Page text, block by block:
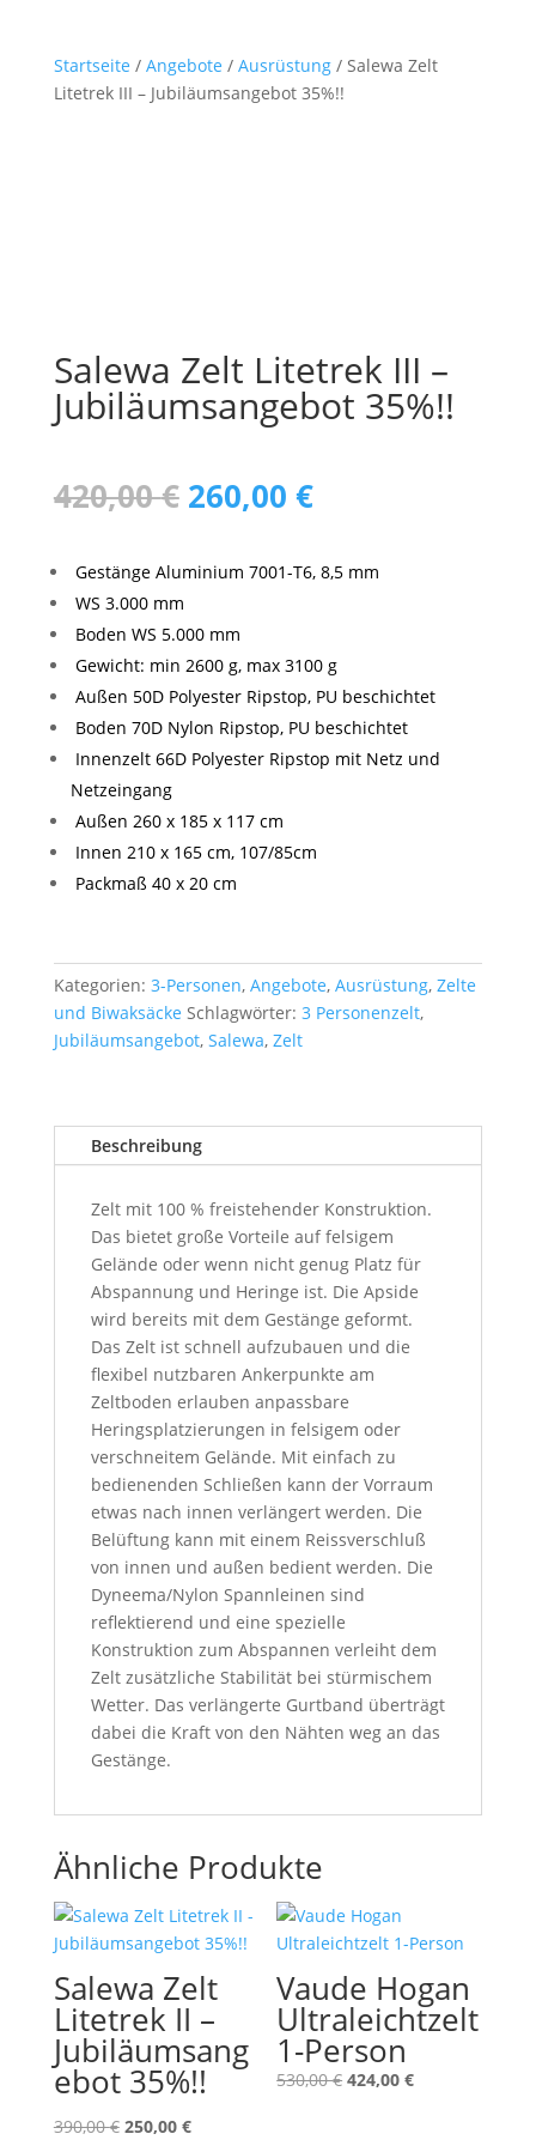
Startseite / Angebote / Ausrüstung/ Salewa Zelt
Litetrek III – Jubiläumsangebot 35%!!
Salewa Zelt Litetrek III –
Jubiläumsangebot 35%!!
420,00€ Ursprünglicher
Preis
420,00 €
260,00 €Aktueller
Preis
260,00 €.
Gestänge Aluminium 7001-T6, 8,5 mm
WS 3.000 mm
Boden WS 5.000 mm
Gewicht: min 2600 g, max 3100 g
Außen 50D Polyester Ripstop, PU beschichtet
Boden 70D Nylon Ripstop, PU beschichtet
Innenzelt 66D Polyester Ripstop mit Netz und
Netzeingang
Außen 260 x 185 x 117 cm
Innen 210 x 165 cm, 107/85cm
Packmaß 40 x 20 cm
Kategorien: 3-Personen, Angebote, Ausrüstung, Zelte
und Biwaksäcke Schlagwörter: 3 Personenzelt,
Jubiläumsangebot, Salewa, Zelt
Beschreibung
Zelt mit 100 % freistehender Konstruktion.
Das bietet große Vorteile auf felsigem
Gelände oder wenn nicht genug Platz für
Abspannung und Heringe ist. Die Apside
wird bereits mit dem Gestänge geformt.
Das Zelt ist schnell aufzubauen und die
flexibel nutzbaren Ankerpunkte am
Zeltboden erlauben anpassbare
Heringsplatzierungen in felsigem oder
verschneitem Gelände. Mit einfach zu
bedienenden Schließen kann der Vorraum
etwas nach innen verlängert werden. Die
Belüftung kann mit einem Reissverschluß
von innen und außen bedient werden. Die
Dyneema/Nylon Spannleinen sind
reflektierend und eine spezielle
Konstruktion zum Abspannen verleiht dem
Zelt zusätzliche Stabilität bei stürmischem
Wetter. Das verlängerte Gurtband überträgt
dabei die Kraft von den Nähten weg an das
Gestänge.
Ähnliche Produkte
Salewa Zelt
Litetrek II –
Jubiläumsang
ebot 35%!!
390,00€ Ursprünglicher
250,00 €Aktueller
Vaude Hogan
Ultraleichtzelt
1-Person
530,00€ Ursprünglicher
424,00€Aktueller